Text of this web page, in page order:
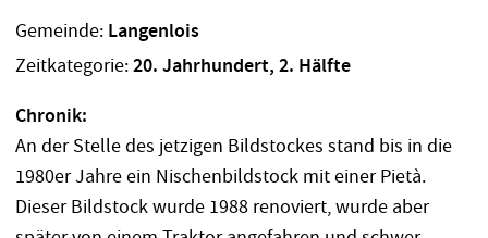
Gemeinde: Langenlois
Zeitkategorie:20. Jahrhundert, 2. Hälfte
Chronik:
An der Stelle des jetzigen Bildstockes stand bis in die
1980er Jahre ein Nischenbildstock mit einer Pietà.
Dieser Bildstock wurde 1988 renoviert, wurde aber